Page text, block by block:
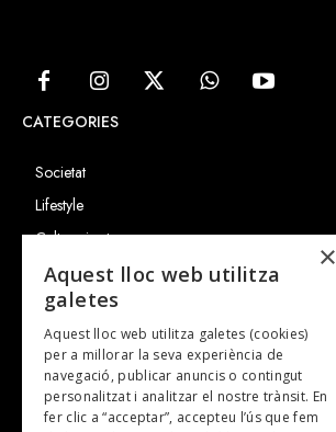
CATEGORIES
Societat
Lifestyle
Cultura i art
Entrevistes
Gastronomia
TV
Plans per fer
Revistes
×
Aquest lloc web utilitza
galetes
Aquest lloc web utilitza galetes (cookies)
per a millorar la seva experiència de
navegació, publicar anuncis o contingut
personalitzat i analitzar el nostre trànsit. En
fer clic a “acceptar”, accepteu l’ús que fem